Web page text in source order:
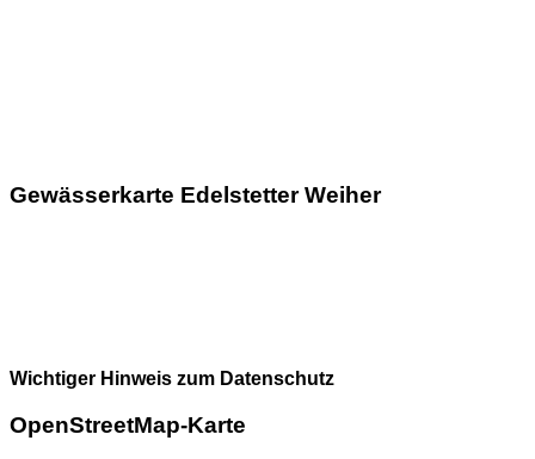
Gewässerkarte Edelstetter Weiher
Wichtiger Hinweis zum Datenschutz
OpenStreetMap-Karte